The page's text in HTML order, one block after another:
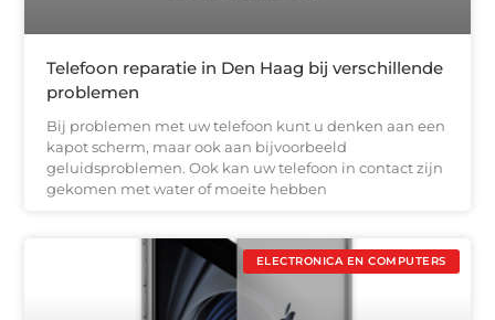
Telefoon reparatie in Den Haag bij verschillende
problemen
Bij problemen met uw telefoon kunt u denken aan een
kapot scherm, maar ook aan bijvoorbeeld
geluidsproblemen. Ook kan uw telefoon in contact zijn
gekomen met water of moeite hebben
ELECTRONICA EN COMPUTERS